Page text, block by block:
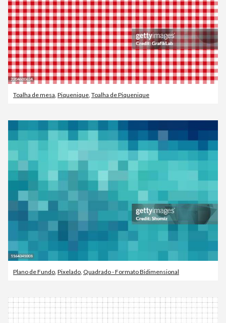
Toalha de mesa, Piquenique, Toalha de Piquenique
Plano de Fundo Pixelado Quadrado - Formato Bidimensional